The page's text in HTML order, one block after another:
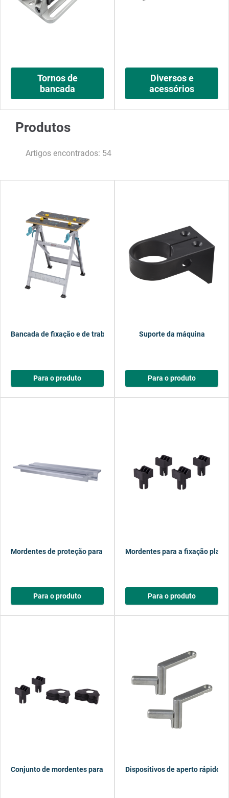
Tornos de
bancada
Diversos e
acessórios
Produtos
Artigos encontrados: 54
Bancada de fixação e de trabalho MASTER 200
Para o produto
Suporte da máquina
Para o produto
Mordentes de proteção para bancadas de fixação
Para o produto
Mordentes para a fixação plana
Para o produto
Conjunto de mordentes para fixação plana e curva, 4 peças
Dispositivos de aperto rápido